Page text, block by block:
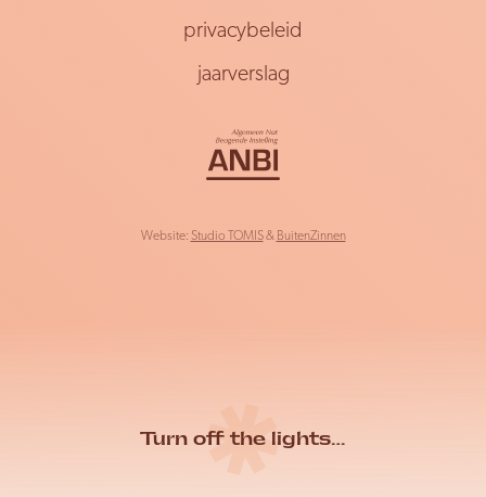
privacybeleid
jaarverslag
Website: Studio TOMIS& BuitenZinnen
Turn off the lights…